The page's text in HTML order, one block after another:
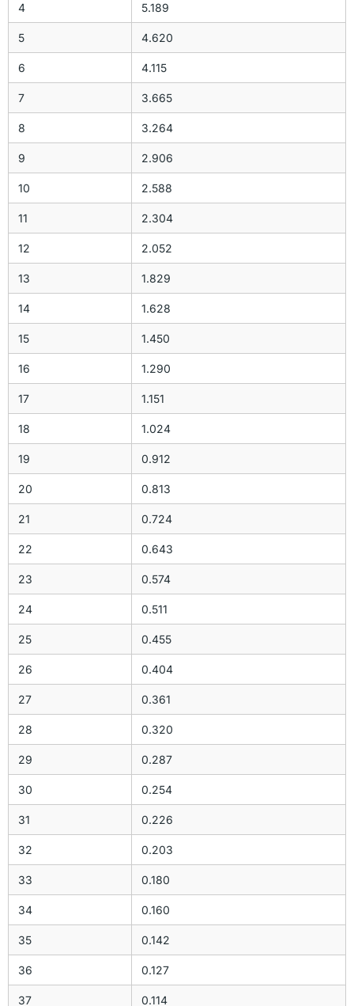
4 5.189
5 4.620
6 4.115
7 3.665
8 3.264
9 2.906
10 2.588
11 2.304
12 2.052
13 1.829
14 1.628
15 1.450
16 1.290
17 1.151
18 1.024
19 0.912
20 0.813
21 0.724
22 0.643
23 0.574
24 0.511
25 0.455
26 0.404
27 0.361
28 0.320
29 0.287
30 0.254
31 0.226
32 0.203
33 0.180
34 0.160
35 0.142
36 0.127
37 0.114